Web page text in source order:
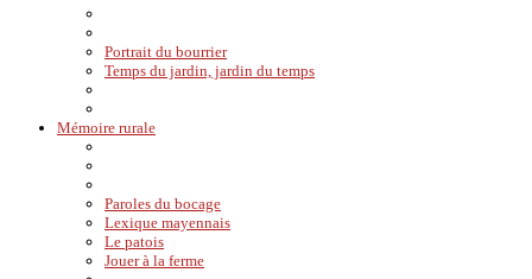
Portrait du bourrier
Temps du jardin, jardin du temps
Mémoire rurale
Paroles du bocage
Lexique mayennais
Le patois
Jouer à la ferme